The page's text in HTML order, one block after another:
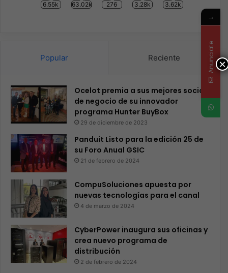
6.55k 63.02k 276 3.28k 3.62k
Popular Reciente
Ocelot premia a sus mejores socios
de negocio de su innovador
programa Hunter BuyBox
29 de diciembre de 2023
Panduit Listo para la edición 25 de
su Foro Anual GSIC
21 de febrero de 2024
CompuSoluciones apuesta por
nuevas tecnologías para el canal
4 de marzo de 2024
CyberPower inaugura sus oficinas y
crea nuevo programa de
distribución
2 de febrero de 2024
×
→
Anunciate